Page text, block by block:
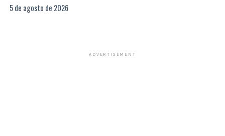
5 de agosto de 2026
ADVERTISEMENT